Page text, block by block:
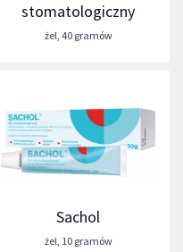
stomatologiczny
żel, 40 gramów
Sachol
żel, 10 gramów